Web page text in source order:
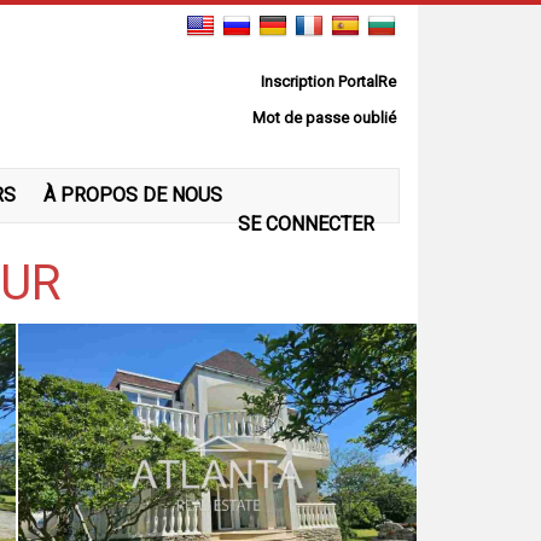
Inscription PortalRe
Mot de passe oublié
À PROPOS DE NOUS
SE CONNECTER